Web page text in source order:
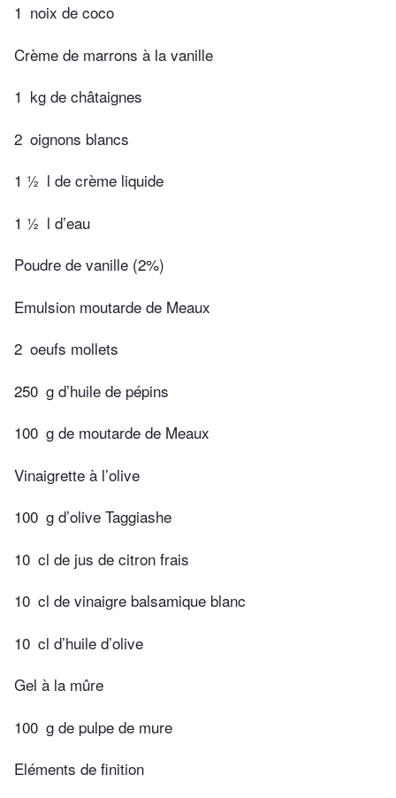
1 noix de coco
Crème de marrons à la vanille
1 kg de châtaignes
2 oignons blancs
1 ½ l de crème liquide
1 ½ l d’eau
Poudre de vanille (2%)
Emulsion moutarde de Meaux
2 oeufs mollets
250 g d’huile de pépins
100 g de moutarde de Meaux
Vinaigrette à l’olive
100 g d’olive Taggiashe
10 cl de jus de citron frais
10 cl de vinaigre balsamique blanc
10 cl d’huile d’olive
Gel à la mûre
100 g de pulpe de mure
Eléments de finition